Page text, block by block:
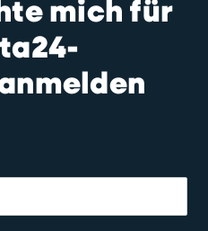
mich für